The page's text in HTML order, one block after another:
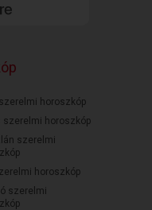
horoszkóp
szerelmi horoszkóp
szerelmi
horoszkóp
szerelmi